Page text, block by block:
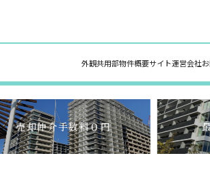
外観共用部物件概要サイト運営会社
売却仲介手数料０円 最新